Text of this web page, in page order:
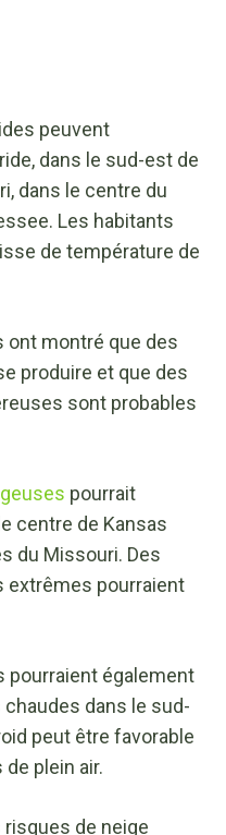
peuvent
dans le sud-est de
dans le centre du
Les habitants
de température de
ont montré que des
produire et que des
sont probables
pourrait
centre de Kansas
du Missouri. Des
extrêmes pourraient
pourraient également
dans le sud-
peut être favorable
plein air.
de neige